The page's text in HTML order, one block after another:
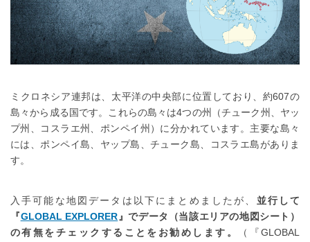
ミクロネシア連邦は、太平洋の中央部に位置しており、約607の
島々から成る国です。これらの島々は4つの州（チューク州、ヤッ
プ州、コスラエ州、ポンペイ州）に分かれています。主要な島々
には、ポンペイ島、ヤップ島、チューク島、コスラエ島がありま
す。
入手可能な地図データは以下にまとめましたが、 並行して
『GLOBAL EXPLORER 』でデータ（当該エリアの地図シート）
の有無をチェックすることをお勧めします。
（『GLOBAL